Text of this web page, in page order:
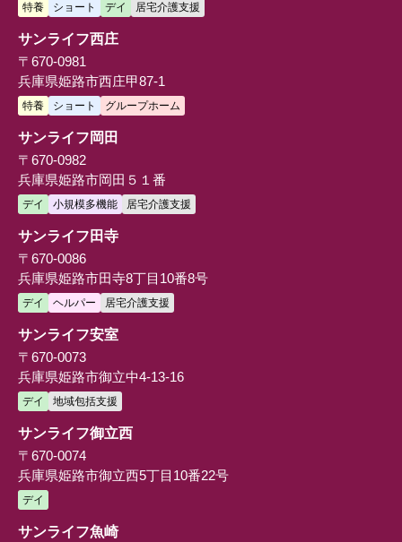
特養 ショート デイ 居宅介護支援
サンライフ西庄
〒670-0981
兵庫県姫路市西庄甲87-1
特養 ショート グループホーム
サンライフ岡田
〒670-0982
兵庫県姫路市岡田５１番
デイ 小規模多機能 居宅介護支援
サンライフ田寺
〒670-0086
兵庫県姫路市田寺8丁目10番8号
デイ ヘルパー 居宅介護支援
サンライフ安室
〒670-0073
兵庫県姫路市御立中4-13-16
デイ 地域包括支援
サンライフ御立西
〒670-0074
兵庫県姫路市御立西5丁目10番22号
デイ
サンライフ魚崎